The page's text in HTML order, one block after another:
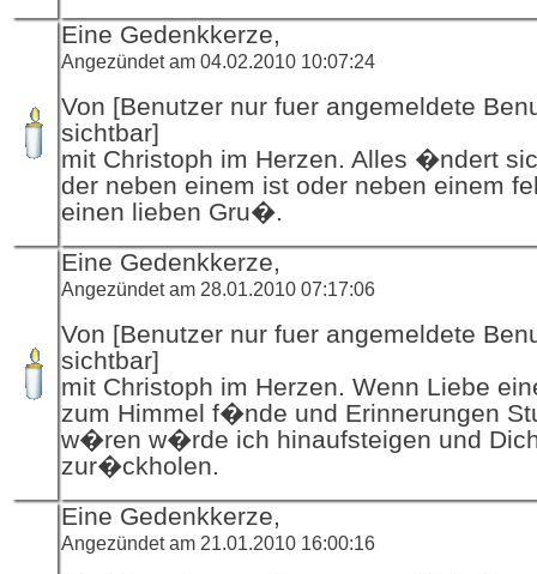
Eine Gedenkkerze,
Angezündet am 04.02.2010 10:07:24
Von [Benutzer nur fuer angemeldete
sichtbar]
mit Christoph im Herzen. Alles �ndert
der neben einem ist oder neben einem
einen lieben Gru�.
Eine Gedenkkerze,
Angezündet am 28.01.2010 07:17:06
Von [Benutzer nur fuer angemeldete
sichtbar]
mit Christoph im Herzen. Wenn Liebe
zum Himmel f�nde und Erinnerungen
w�ren w�rde ich hinaufsteigen und
zur�ckholen.
Eine Gedenkkerze,
Angezündet am 21.01.2010 16:00:16